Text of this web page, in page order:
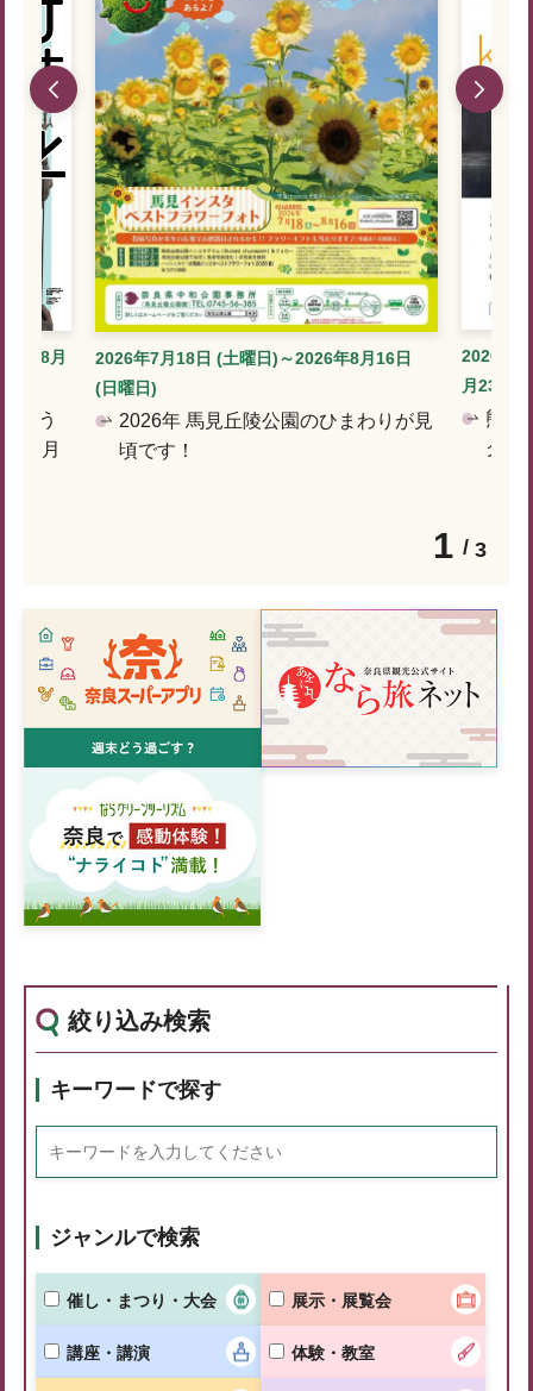
1 3
年8月
ゅう
～8月
2026年7月18日 (土曜日)～2026年8月16日
(日曜日)
2026年 馬見丘陵公園のひまわりが見
頃です！
2026年7
月23日 (
熊谷
クと
絞り込み検索
キーワードで探す
ジャンルで検索
催し・まつり・大会 展示・展覧会
講座・講演 体験・教室